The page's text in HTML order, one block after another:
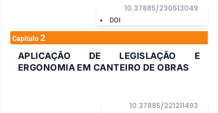
DOI
10.37885/230513049
Capítulo 2
APLICAÇÃO DE LEGISLAÇÃO E
ERGONOMIA EM CANTEIRO DE OBRAS
10.37885/221211493